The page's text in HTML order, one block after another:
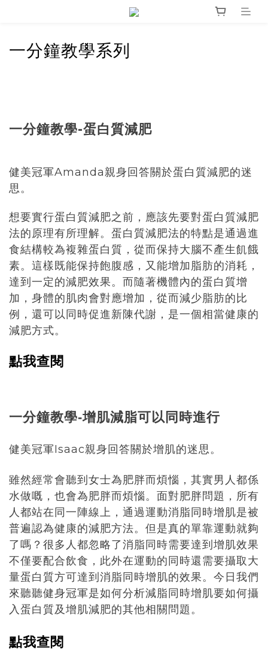
一分鐘教學系列
一分鐘教學-蛋白質減肥
健美冠軍Amanda親身回答關於蛋白質減肥的迷
思。
想要實行蛋白質減肥之前，應該先要對蛋白質減肥
法的原理有所理解。蛋白質減肥法的特點是通過進
食結構較為複雜蛋白質，從而保持大腦不產生飢餓
素。這樣既能保持飽腹感，又能增加脂肪的消耗，
達到一定的減肥效果。而隨著機體內的蛋白質增
加，身體的肌肉會對應增加，從而減少脂肪的比
例，還可以同時促進新陳代謝，是一個相當健康的
減肥方式。
點我查閱
一分鐘教學-增肌減脂可以同時進行
健美冠軍Isaac親身回答關於增肌的迷思。
雖然經常會聽到女士為肥胖而煩惱，其實男人都係
水做嘅，也會為肥胖而煩惱。面對肥胖問題，所有
人都站在同一陣線上，通過運動消脂同時增肌是被
普遍認為健康的減肥方法。但是真的單靠運動就夠
了嗎？很多人都忽略了消脂同時需要達到增肌效果
不僅要配合飲食，此外在運動的同時還需要攝取大
量蛋白質方可達到消脂同時增肌的效果。今日我們
來聽聽健身冠軍是如何分析減脂同時增肌要如何攝
入蛋白質及增肌減肥的其他相關問題。
點我查閱